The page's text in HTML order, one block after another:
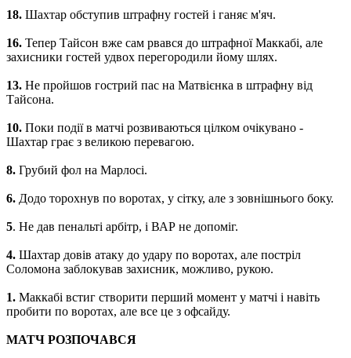
18. Шахтар обступив штрафну гостей і ганяє м'яч.
16. Тепер Тайсон вже сам рвався до штрафної Маккабі, але
захисники гостей удвох перегородили йому шлях.
13. Не пройшов гострий пас на Матвієнка в штрафну від
Тайсона.
10. Поки події в матчі розвиваються цілком очікувано -
Шахтар грає з великою перевагою.
8. Грубий фол на Марлосі.
6. Додо торохнув по воротах, у сітку, але з зовнішнього боку.
5. Не дав пенальті арбітр, і ВАР не допоміг.
4. Шахтар довів атаку до удару по воротах, але постріл
Соломона заблокував захисник, можливо, рукою.
1. Маккабі встиг створити перший момент у матчі і навіть
пробити по воротах, але все це з офсайду.
МАТЧ РОЗПОЧАВСЯ